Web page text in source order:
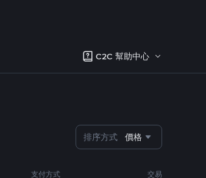
C2C 幫助中心
排序方式 價格
支付方式 交易